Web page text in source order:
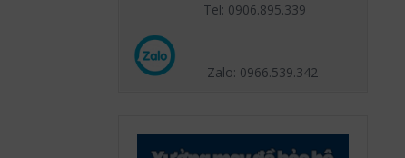
Tel: 0906.895.339
Zalo: 0966.539.342